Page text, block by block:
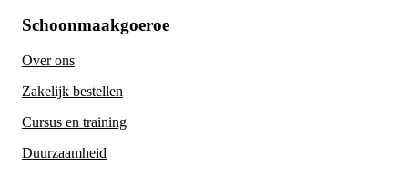
Schoonmaakgoeroe
Over ons
Zakelijk bestellen
Cursus en training
Duurzaamheid